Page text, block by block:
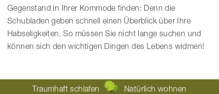
Gegenstand in Ihrer Kommode finden: Denn die
Schubladen geben schnell einen Überblick über Ihre
Habseligkeiten. So müssen Sie nicht lange suchen und
können sich den wichtigen Dingen des Lebens widmen!
Traumhaft schlafen Natürlich wohnen